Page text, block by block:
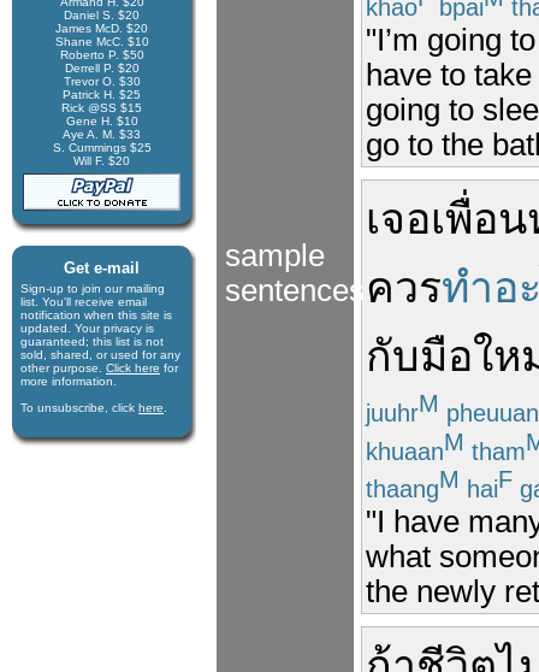
Daniel S. $20
James McD. $20
Shane McC. $10
Roberto P. $50
Derrell P. $20
Trevor O. $30
Patrick H. $25
Rick @SS $15
Gene H. $10
Aye A. M. $33
S. Cummings $25
Will F. $20
Get e-mail
Sign-up to join our mail­ing
list. You'll receive e­mail
notification when this site is
updated. Your privacy is
guaran­teed; this list is not
sold, shared, or used for any
other purpose. Click here for
more infor­mation.
To unsubscribe, click here
sample
sentences
khao
bpai
"I’m going
have to
going to
go to the
เจอเพื่อน
ควรทำอ
กับมือให
juuhrM pheuuan
khuaanM tham
thaangM haiF
"I have
what
the newly